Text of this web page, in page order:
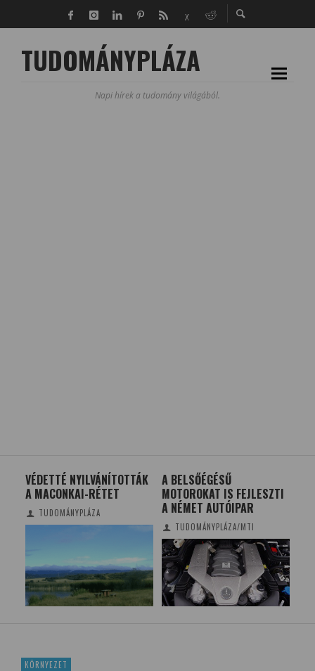
TUDOMÁNYPLÁZA
Napi hírek a tudomány világából.
VÉDETTÉ NYILVÁNÍTOTTÁK
A MACONKAI-RÉTET
TUDOMÁNYPLÁZA
A BELSŐÉGÉSŰ
MOTOROKAT IS FEJLESZTI
A NÉMET AUTÓIPAR
TUDOMÁNYPLÁZA/MTI
KÖRNYEZET